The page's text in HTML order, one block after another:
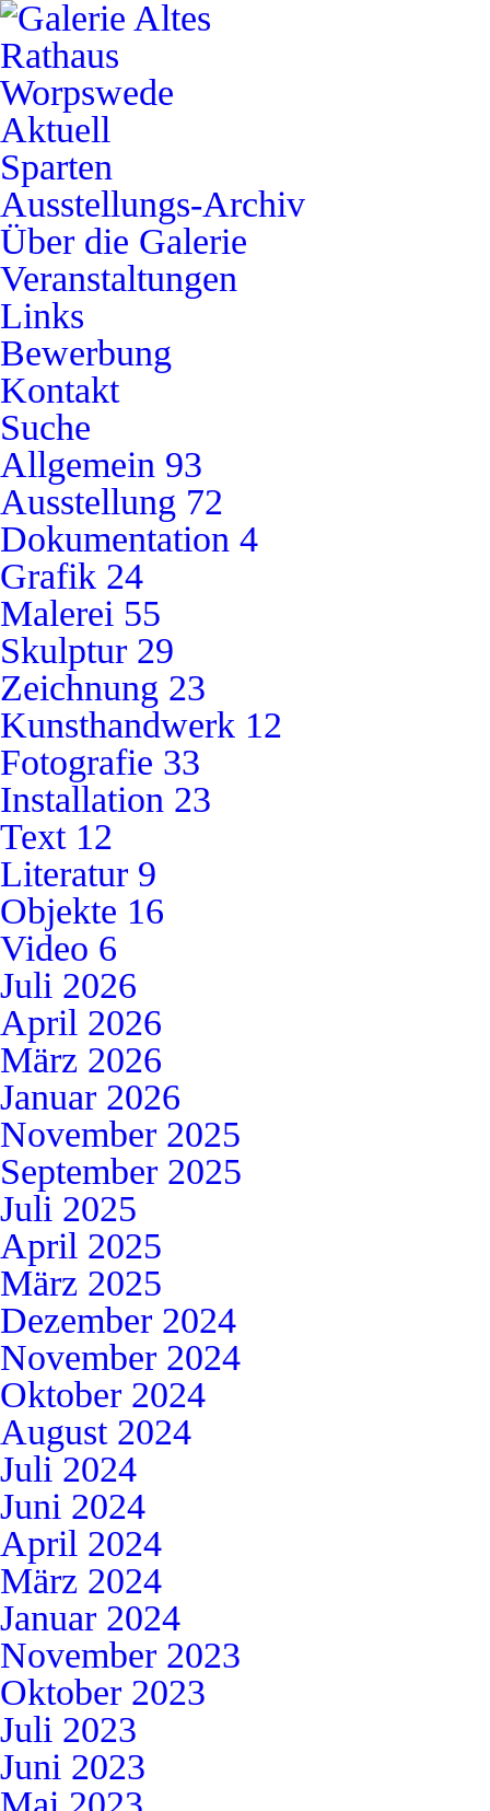
Aktuell
Sparten
Ausstellungs-Archiv
Über die Galerie
Veranstaltungen
Links
Bewerbung
Kontakt
Suche
Allgemein 93
Ausstellung 72
Dokumentation 4
Grafik 24
Malerei 55
Skulptur 29
Zeichnung 23
Kunsthandwerk 12
Fotografie 33
Installation 23
Text 12
Literatur 9
Objekte 16
Video 6
Juli 2026
April 2026
März 2026
Januar 2026
November 2025
September 2025
Juli 2025
April 2025
März 2025
Dezember 2024
November 2024
Oktober 2024
August 2024
Juli 2024
Juni 2024
April 2024
März 2024
Januar 2024
November 2023
Oktober 2023
Juli 2023
Juni 2023